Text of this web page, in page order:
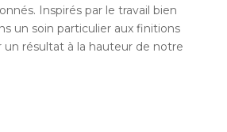
Inspirés par le travail bien
un soin particulier aux finitions
un résultat à la hauteur de notre